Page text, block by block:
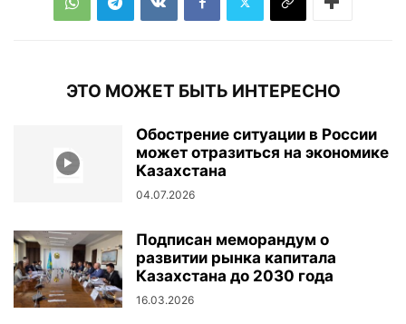
ЭТО МОЖЕТ БЫТЬ ИНТЕРЕСНО
Обострение ситуации в России
может отразиться на экономике
Казахстана
04.07.2026
Подписан меморандум о
развитии рынка капитала
Казахстана до 2030 года
16.03.2026